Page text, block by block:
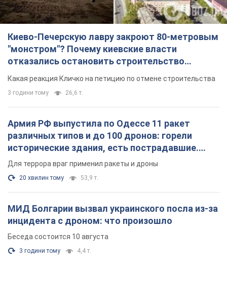
Киево-Печерскую лавру закроют 80-метровым
"монстром"? Почему киевские власти
отказались остановить строительство
небоскреба "московского верующего"
Какая реакция Кличко на петицию по отмене строительства
3 години тому 26,6 т.
Армия РФ выпустила по Одессе 11 ракет
различных типов и до 100 дронов: горели
исторические здания, есть пострадавшие.
Фото и видео
Для террора враг применил ракеты и дроны
20 хвилин тому 53,9 т.
МИД Болгарии вызвал украинского посла из-за
инцидента с дроном: что произошло
Беседа состоится 10 августа
3 години тому 4,4 т.